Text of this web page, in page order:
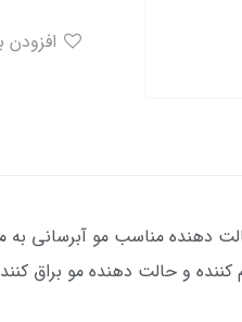
مناسب مو آبرسانی به
کننده و حالت دهنده مو براق